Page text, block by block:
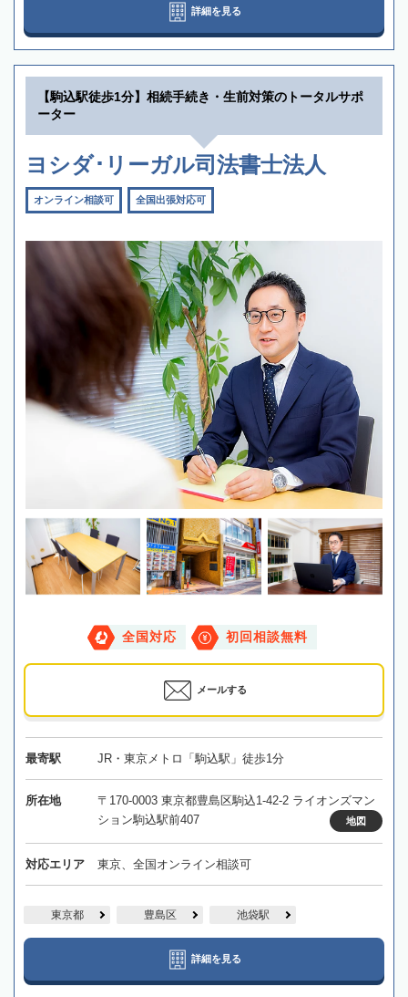
詳細を見る
【駒込駅徒歩1分】相続手続き・生前対策のトータルサポ
ーター
ヨシダ･リーガル司法書士法人
オンライン相談可 全国出張対応可
全国対応 初回相談無料
メールする
最寄駅 JR・東京メトロ「駒込駅」徒歩1分
所在地
〒170-0003 東京都豊島区駒込1-42-2 ライオンズマン
ション駒込駅前407
地図
対応エリア 東京、全国オンライン相談可
東京都 豊島区 池袋駅
詳細を見る